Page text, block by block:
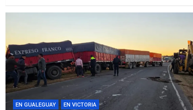
EN GUALEGUAY EN VICTORIA